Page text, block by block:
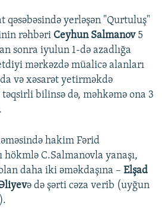
qəsəbəsində yerləşən "Qurtuluş"
rəhbəri Ceyhun Salmanov 5
sonra iyulun 1-də azadlığa
mərkəzdə müalicə alanları
və xəsarət yetirməkdə
bilinsə də, məhkəmə ona 3
hakim Fərid
hökmlə C.Salmanovla yanaşı,
daha iki əməkdaşına – Elşad
ə də şərti cəza verib (uyğun